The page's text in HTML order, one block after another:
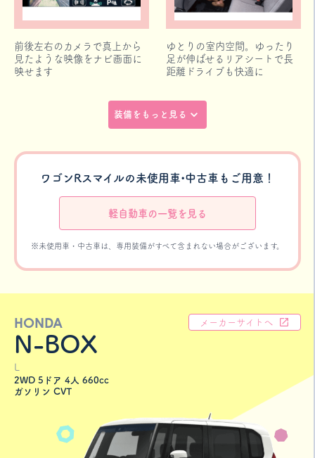
前後左右のカメラで真上から
見たような映像をナビ画面に
映せます
ゆとりの室内空間。ゆったり
足が伸ばせるリアシートで長
距離ドライブも快適に
装備をもっと見る
ワゴンRスマイルの未使用車•中古車もご用意！
軽自動車の一覧を見る
※未使用車・中古車は、専用装備がすべて含まれない場合がございます。
HONDA
N-BOX
L
2WD 5ドア 4人 660cc
ガソリン CVT
メーカーサイトへ